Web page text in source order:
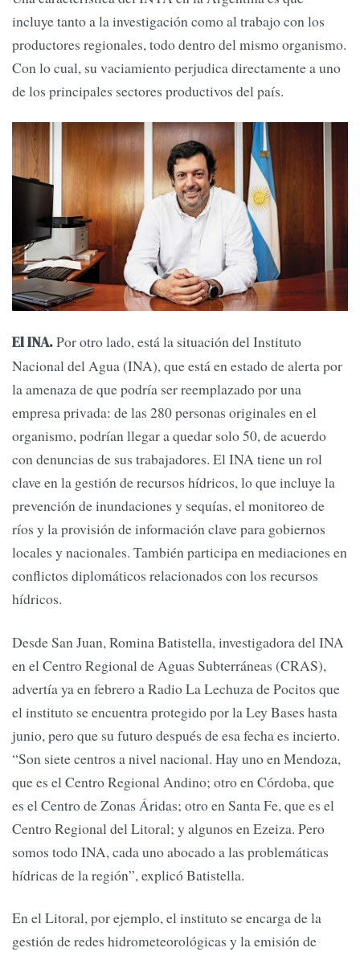
incluye tanto a la investigación como al trabajo con los
productores regionales, todo dentro del mismo organismo.
Con lo cual, su vaciamiento perjudica directamente a uno
de los principales sectores productivos del país.
El INA.Por otro lado, está la situación del Instituto
Nacional del Agua (INA), que está en estado de alerta por
la amenaza de que podría ser reemplazado por una
empresa privada: de las 280 personas originales en el
organismo, podrían llegar a quedar solo 50, de acuerdo
con denuncias de sus trabajadores. El INA tiene un rol
clave en la gestión de recursos hídricos, lo que incluye la
prevención de inundaciones y sequías, el monitoreo de
ríos y la provisión de información clave para gobiernos
locales y nacionales. También participa en mediaciones en
conflictos diplomáticos relacionados con los recursos
hídricos.
Desde San Juan, Romina Batistella, investigadora del INA
en el Centro Regional de Aguas Subterráneas (CRAS),
advertía ya en febrero a Radio La Lechuza de Pocitos que
el instituto se encuentra protegido por la Ley Bases hasta
junio, pero que su futuro después de esa fecha es incierto.
“Son siete centros a nivel nacional. Hay uno en Mendoza,
que es el Centro Regional Andino; otro en Córdoba, que
es el Centro de Zonas Áridas; otro en Santa Fe, que es el
Centro Regional del Litoral; y algunos en Ezeiza. Pero
somos todo INA, cada uno abocado a las problemáticas
hídricas de la región”, explicó Batistella.
En el Litoral, por ejemplo, el instituto se encarga de la
gestión de redes hidrometeorológicas y la emisión de